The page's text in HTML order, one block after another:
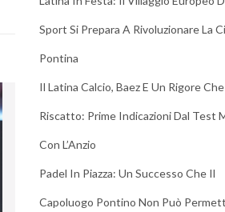
Sport Si Prepara A Rivoluzionare La
Pontina
Il Latina Calcio, Baez E Un Rigore
Riscatto: Prime Indicazioni Dal Test
Con L’Anzio
Padel In Piazza: Un Successo Che Il
Capoluogo Pontino Non Può